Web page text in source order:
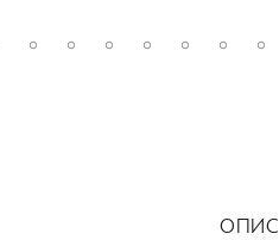
ОПИС